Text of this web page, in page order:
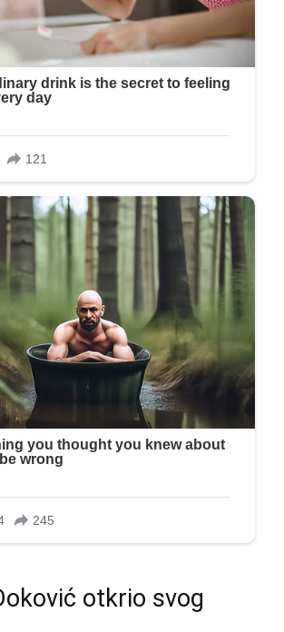
otkrio svog